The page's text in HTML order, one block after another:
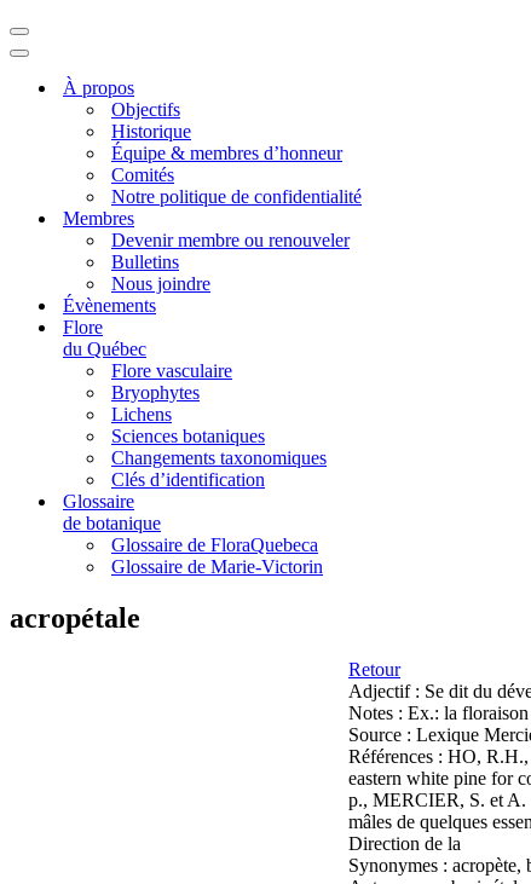
Menu
de
navigation
Menu
navigationÀ propos
Objectifs
Historique
Équipe & membres d’honneur
Comités
Notre politique de confidentialité
Membres
Devenir membre ou renouveler
Bulletins
Nous joindre
Évènements
Flore
du Québec
Flore vasculaire
Bryophytes
Lichens
Sciences botaniques
Changements taxonomiques
Clés d’identification
Glossaire
de botanique
Glossaire de FloraQuebeca
Glossaire de Marie-Victorin
acropétale
Retour
Adjectif : Se dit du
Notes : Ex.: la
Source : Lexique
Références : HO, R.H.,
eastern white pine for
p., MERCIER, S. et A.
mâles de quelques
Direction de la
Synonymes : acropète,